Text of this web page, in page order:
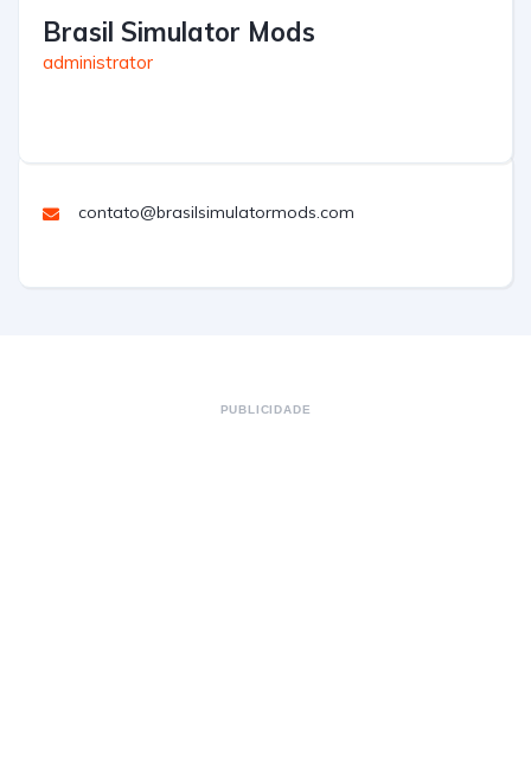
Brasil Simulator Mods
administrator
contato@brasilsimulatormods.com
PUBLICIDADE